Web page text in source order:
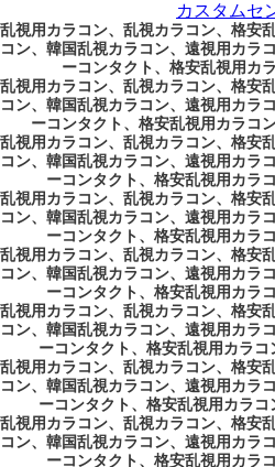
カスタムセ
乱視用カラコン、乱視カラコン、格安
コン、韓国乱視カラコン、遠視用カラ
ーコンタクト、格安乱視用カ
乱視用カラコン、乱視カラコン、格安
コン、韓国乱視カラコン、遠視用カラ
ーコンタクト、格安乱視用カラコ
乱視用カラコン、乱視カラコン、格安
コン、韓国乱視カラコン、遠視用カラ
ーコンタクト、格安乱視用カラ
乱視用カラコン、乱視カラコン、格安
コン、韓国乱視カラコン、遠視用カラ
ーコンタクト、格安乱視用カラ
乱視用カラコン、乱視カラコン、格安
コン、韓国乱視カラコン、遠視用カラ
ーコンタクト、格安乱視用カラ
乱視用カラコン、乱視カラコン、格安
コン、韓国乱視カラコン、遠視用カラ
ーコンタクト、格安乱視用カラコ
乱視用カラコン、乱視カラコン、格安
コン、韓国乱視カラコン、遠視用カラ
ーコンタクト、格安乱視用カラコ
乱視用カラコン、乱視カラコン、格安
コン、韓国乱視カラコン、遠視用カラ
ーコンタクト、格安乱視用カラ